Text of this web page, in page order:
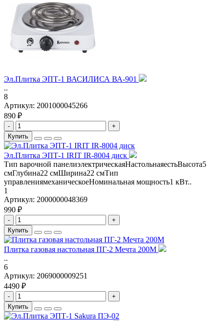
Эл.Плитка ЭПТ-1 ВАСИЛИСА ВА-901
..
8
Артикул: 2001000045266
890 ₽
-
+
Купить
Эл.Плитка ЭПТ-1 IRIT IR-8004 диск
Тип варочной панелиэлектрическаяНастольнаяестьВысота5
смГлубина22 смШирина22 смТип
управлениямеханическоеНоминальная мощность1 кВт..
1
Артикул: 2000000048369
990 ₽
-
+
Купить
Плитка газовая настольная ПГ-2 Мечта 200М
..
6
Артикул: 2069000009251
4490 ₽
-
+
Купить